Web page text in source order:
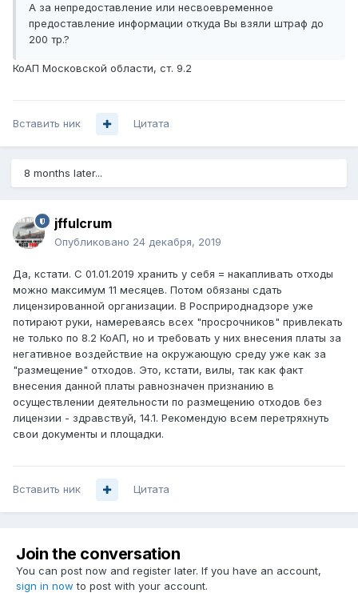
регионах весьма отличаются. Отличаются и обязанности
лиц, образующих отходы.
- регионального реестра объектов размещения отходов
использования и обезвреживания отходов производства
Информацией кадастр в части реестра объектов
размещения отходов пополняется на основе информации
районов и городских округов Челябинской области об
объектах размещения отходов производства и
потребления, представляемой в Министерство до 20
технологиях ведется на основании информации,
предоставляемой юридическими лицами, желающими
разместить информацию о своей технологии в кадастре.
Установлено, что по запросу заинтересованных лиц из
кадастра предоставляется информация в течение 30
дней.
В Московской области кадастр состоит из:
- реестра объектов обработки, утилизации,
обезвреживания и размещения отходов;
- банка данных об отходах, включая сведения о
- сведения о технологиях утилизации и обезвреживания
иной деятельности которых образуются отходы, включая
сведения о зданиях, сооружениях и помещениях, при
эксплуатации которых осуществляется деятельность по
А за непредоставление или несвоевременное
предоставление информации откуда Вы взяли штраф до
200 тр.?
КоАП Московской области, ст. 9.2
Вставить ник Цитата
8 months later...
jffulcrum
Опубликовано 24 декабря, 2019
Да, кстати. С 01.01.2019 хранить у себя = накапливать отходы
можно максимум 11 месяцев. Потом обязаны сдать
лицензированной организации. В Росприроднадзоре уже
потирают руки, намереваясь всех "просрочников" привлекать
не только по 8.2 КоАП, но и требовать у них внесения платы за
негативное воздействие на окружающую среду уже как за
"размещение" отходов. Это, кстати, вилы, так как факт
внесения данной платы равнозначен признанию в
осуществлении деятельности по размещению отходов без
лицензии - здравствуй, 14.1. Рекомендую всем перетряхнуть
свои документы и площадки.
Вставить ник Цитата
Join the conversation
You can post now and register later. If you have an account,
sign in now to post with your account.